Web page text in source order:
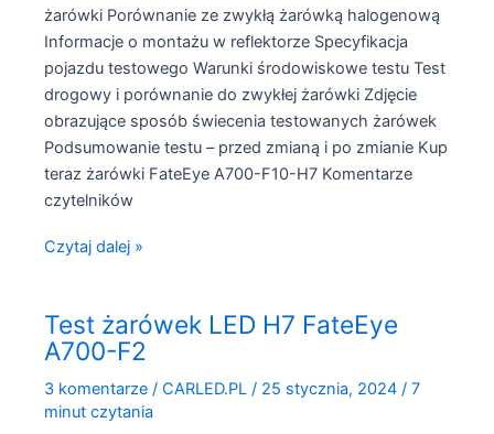
żarówki Porównanie ze zwykłą żarówką halogenową
Informacje o montażu w reflektorze Specyfikacja
pojazdu testowego Warunki środowiskowe testu Test
drogowy i porównanie do zwykłej żarówki Zdjęcie
obrazujące sposób świecenia testowanych żarówek
Podsumowanie testu – przed zmianą i po zmianie Kup
teraz żarówki FateEye A700-F10-H7 Komentarze
czytelników
Test
H7
FateEye
A700-
F10
Czytaj dalej »
Test żarówek LED H7 FateEye
A700-F2
3 komentarze / CARLED.PL / 25 stycznia, 2024 / 7
minut czytania